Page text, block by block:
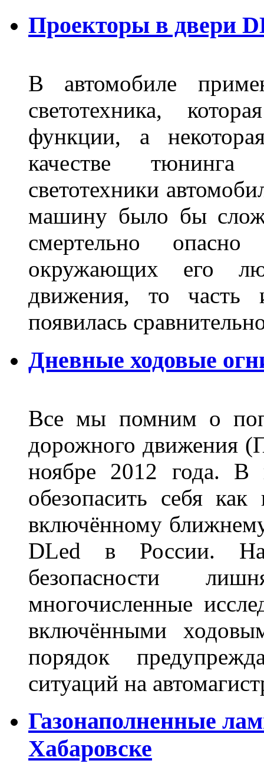
Проекторы в двери
В автомобиле
светотехника,
функции, а
качестве
светотехники
машину было бы
смертельно
окружающих его
движения, то часть
появилась
Дневные ходовые
Все мы помним о
дорожного движения
ноябре 2012 года.
обезопасить себя
включённому
DLed в России.
безопасности
многочисленные
включёнными
порядок
ситуаций на
Газонаполненные
Хабаровске